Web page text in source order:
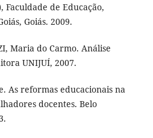
Faculdade de Educação,
Goiás. 2009.
Maria do Carmo. Análise
UNIJUÍ, 2007.
As reformas educacionais na
docentes. Belo